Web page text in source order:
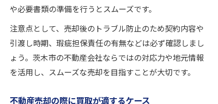
や必要書類の準備を行うとスムーズです。
注意点として、売却後のトラブル防止のため契約内容や
引渡し時期、瑕疵担保責任の有無などは必ず確認しまし
ょう。茨木市の不動産会社ならではの対応力や地元情報
を活用し、スムーズな売却を目指すことが大切です。
不動産売却の際に買取が適するケース